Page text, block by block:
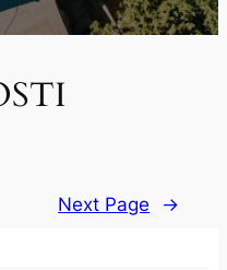
Next Page →